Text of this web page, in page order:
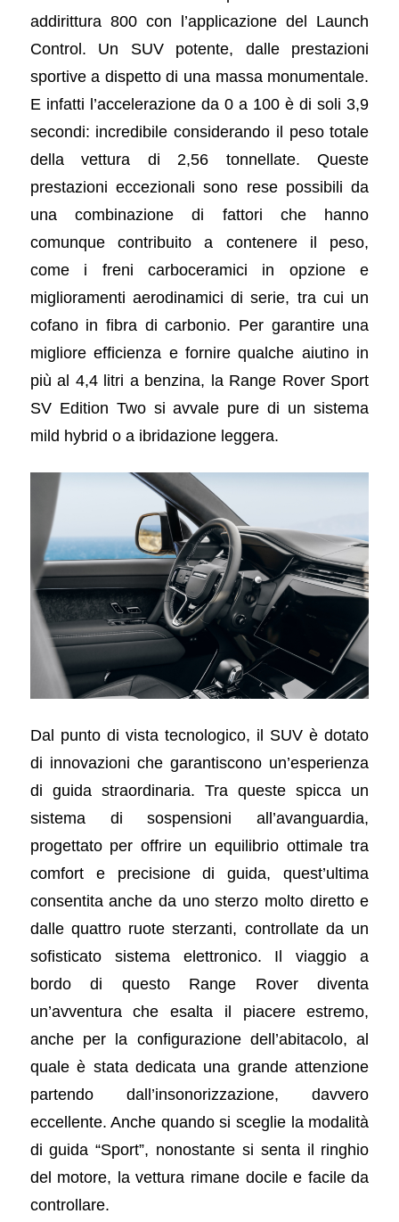
addirittura 800 con l’applicazione del Launch
Control. Un SUV potente, dalle prestazioni
sportive a dispetto di una massa monumentale.
E infatti l’accelerazione da 0 a 100 è di soli 3,9
secondi: incredibile considerando il peso totale
della vettura di 2,56 tonnellate. Queste
prestazioni eccezionali sono rese possibili da
una combinazione di fattori che hanno
comunque contribuito a contenere il peso,
come i freni carboceramici in opzione e
miglioramenti aerodinamici di serie, tra cui un
cofano in fibra di carbonio. Per garantire una
migliore efficienza e fornire qualche aiutino in
più al 4,4 litri a benzina, la Range Rover Sport
SV Edition Two si avvale pure di un sistema
mild hybrid o a ibridazione leggera.
Dal punto di vista tecnologico, il SUV è dotato
di innovazioni che garantiscono un’esperienza
di guida straordinaria. Tra queste spicca un
sistema di sospensioni all’avanguardia,
progettato per offrire un equilibrio ottimale tra
comfort e precisione di guida, quest’ultima
consentita anche da uno sterzo molto diretto e
dalle quattro ruote sterzanti, controllate da un
sofisticato sistema elettronico. Il viaggio a
bordo di questo Range Rover diventa
un’avventura che esalta il piacere estremo,
anche per la configurazione dell’abitacolo, al
quale è stata dedicata una grande attenzione
partendo dall’insonorizzazione, davvero
eccellente. Anche quando si sceglie la modalità
di guida “Sport”, nonostante si senta il ringhio
del motore, la vettura rimane docile e facile da
controllare.